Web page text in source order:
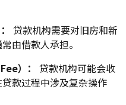
贷款机构需要对旧房和新
由借款人承担。
）：
贷款机构可能会收
款过程中涉及复杂操作